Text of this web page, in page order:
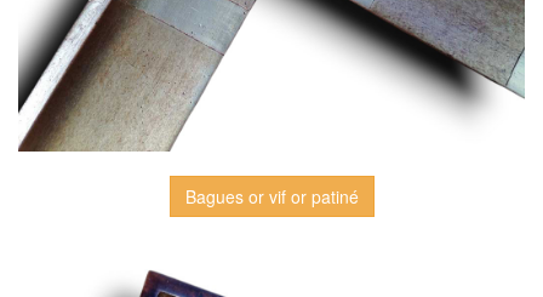
Bagues or vif or patiné